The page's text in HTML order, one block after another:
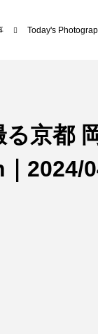
Today's
京都
2024/